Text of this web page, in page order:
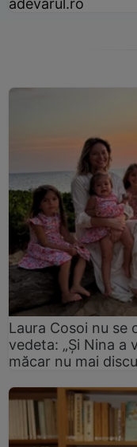
adevarul.ro
Laura Cosoi nu se
vedeta: „Și Nina
măcar nu mai